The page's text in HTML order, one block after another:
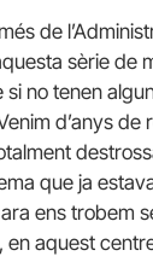
de
sèrie de
no tenen
d’anys de
que ja
ens trobem
en aquest